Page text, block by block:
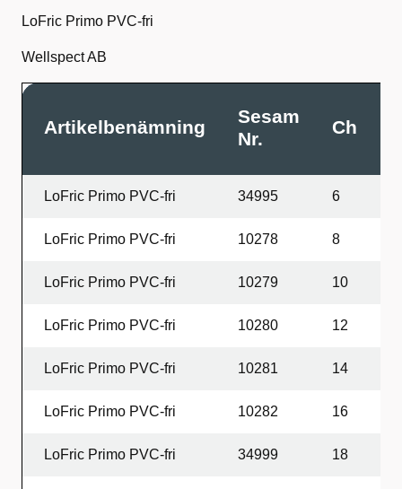
LoFric Primo PVC-fri
Wellspect AB
Artikelbenämning
Sesam
Nr.
Ch
LoFric Primo PVC-fri 34995 6
LoFric Primo PVC-fri 10278 8
LoFric Primo PVC-fri 10279 10
LoFric Primo PVC-fri 10280 12
LoFric Primo PVC-fri 10281 14
LoFric Primo PVC-fri 10282 16
LoFric Primo PVC-fri 34999 18